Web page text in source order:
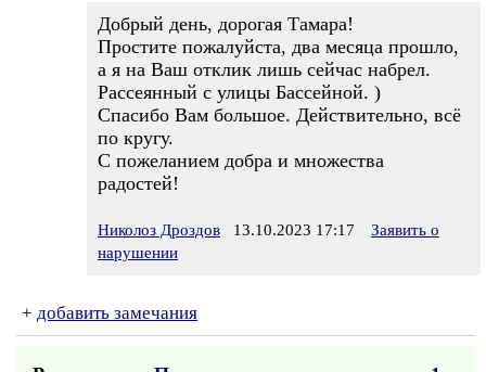
Добрый день, дорогая Тамара!
Простите пожалуйста, два месяца прошло,
а я на Ваш отклик лишь сейчас набрел.
Рассеянный с улицы Бассейной. )
Спасибо Вам большое. Действительно, всё
по кругу.
С пожеланием добра и множества
радостей!
Николоз Дроздов 13.10.2023 17:17
Заявить о
нарушении
+ добавить замечания